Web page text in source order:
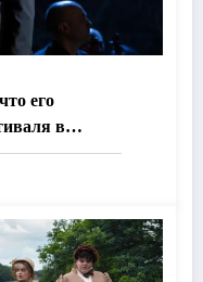
его
в